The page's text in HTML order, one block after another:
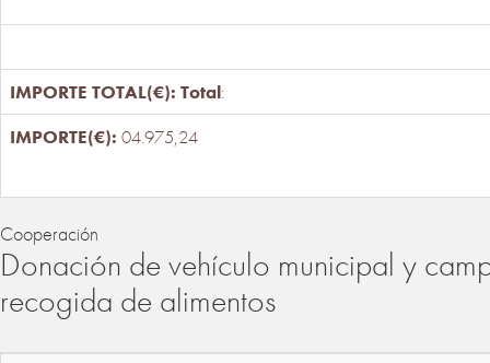
Total:
04.975,24
Cooperación
Donación de vehículo municipal y
recogida de alimentos